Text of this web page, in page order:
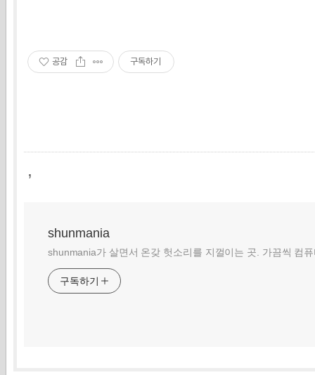
공감 구독하기
,
shunmania
shunmania가 살면서 온갖 헛소리를 지껄이는 곳. 가끔씩 컴
구독하기